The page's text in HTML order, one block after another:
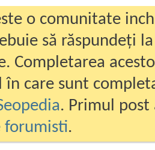
o comunitate
să răspundeți
Completarea
în care sunt
. Primul
forumisti.